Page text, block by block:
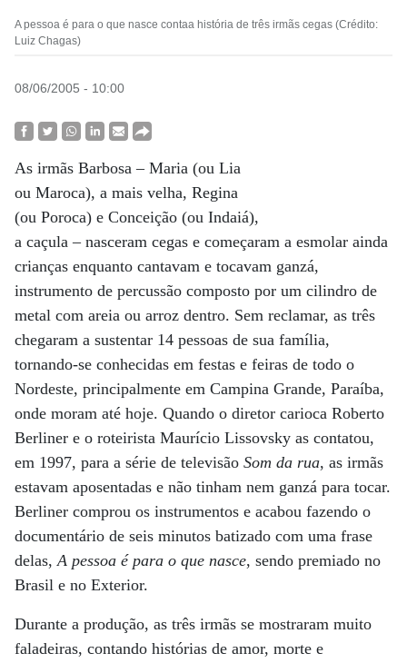
A pessoa é para o que nasce contaa história de três irmãs cegas (Crédito:
Luiz Chagas)
08/06/2005 - 10:00
As irmãs Barbosa – Maria (ou Lia
ou Maroca), a mais velha, Regina
(ou Poroca) e Conceição (ou Indaiá),
a caçula – nasceram cegas e começaram a esmolar ainda
crianças enquanto cantavam e tocavam ganzá,
instrumento de percussão composto por um cilindro de
metal com areia ou arroz dentro. Sem reclamar, as três
chegaram a sustentar 14 pessoas de sua família,
tornando-se conhecidas em festas e feiras de todo o
Nordeste, principalmente em Campina Grande, Paraíba,
onde moram até hoje. Quando o diretor carioca Roberto
Berliner e o roteirista Maurício Lissovsky as contatou,
em 1997, para a série de televisão Som da rua, as irmãs
estavam aposentadas e não tinham nem ganzá para tocar.
Berliner comprou os instrumentos e acabou fazendo o
documentário de seis minutos batizado com uma frase
delas,A pessoa é para o que nasce, sendo premiado no
Brasil e no Exterior.
Durante a produção, as três irmãs se mostraram muito
faladeiras, contando histórias de amor, morte e